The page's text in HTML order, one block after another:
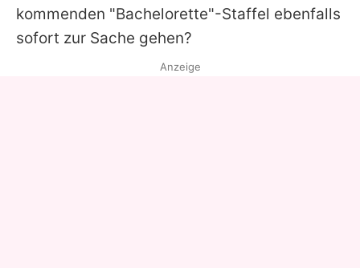
kommenden "Bachelorette"-Staffel ebenfalls
sofort zur Sache gehen?
Anzeige